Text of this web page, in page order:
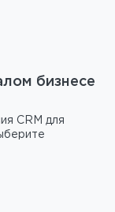
бизнесе
CRM для